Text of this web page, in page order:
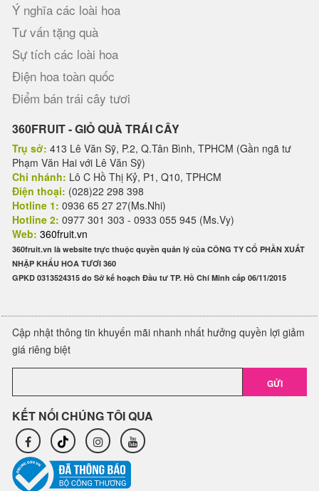
Ý nghĩa các loài hoa
Tư vấn tặng quà
Sự tích các loài hoa
Điện hoa toàn quốc
Điểm bán trái cây tươi
360FRUIT - GIỎ QUÀ TRÁI CÂY
Trụ sở: 413 Lê Văn Sỹ, P.2, Q.Tân Bình, TPHCM (Gần ngã tư
Phạm Văn Hai với Lê Văn Sỹ)
Chi nhánh: Lô C Hồ Thị Kỷ, P1, Q10, TPHCM
Điện thoại: (028)22 298 398
Hotline 1: 0936 65 27 27(Ms.Nhi)
Hotline 2: 0977 301 303 - 0933 055 945 (Ms.Vy)
Web: 360fruit.vn
360fruit.vn là website trực thuộc quyền quản lý của CÔNG TY CỔ PHẦN XUẤT
NHẬP KHẨU HOA TƯƠI 360
GPKD 0313524315 do Sở kế hoạch Đầu tư TP. Hồ Chí Minh cấp 06/11/2015
Cập nhật thông tin khuyến mãi nhanh nhất hưởng quyền lợi giảm
giá riêng biệt
GỬI
KẾT NỐI CHÚNG TÔI QUA